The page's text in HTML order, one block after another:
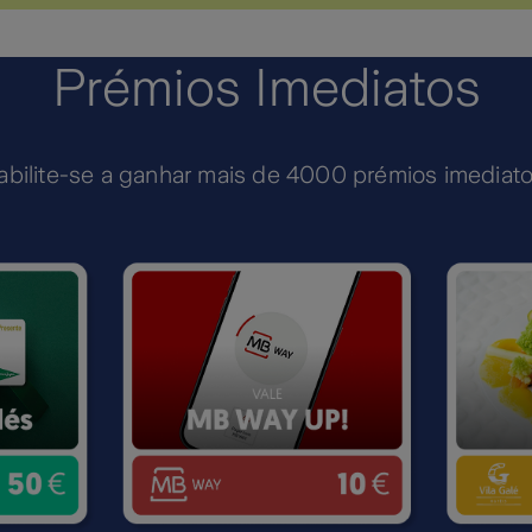
Prémios Imediatos
se a ganhar mais de 4000 prémios